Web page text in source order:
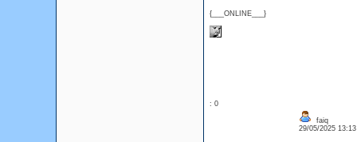
{___ONLINE___}
: 0
faiq
29/05/2025